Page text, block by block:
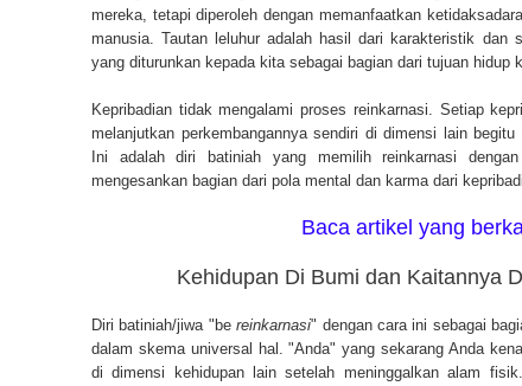
mereka, tetapi diperoleh dengan memanfaatkan
manusia. Tautan leluhur adalah hasil dari karakteristik dan
yang diturunkan kepada kita sebagai bagian dari tujuan hidup
Kepribadian tidak mengalami proses reinkarnasi. Setiap
melanjutkan perkembangannya sendiri di dimensi lain
Ini adalah diri batiniah yang memilih reinkarnasi
mengesankan bagian dari pola mental dan karma dari
Baca artikel yang
Kehidupan Di Bumi dan Kaitannya
Diri batiniah/jiwa "bereinkarnasi" dengan cara ini sebagai
dalam skema universal hal. "Anda" yang sekarang Anda
di dimensi kehidupan lain setelah meninggalkan alam